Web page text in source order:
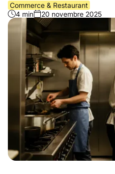
Commerce & Restaurant
4 min
20 novembre 2025